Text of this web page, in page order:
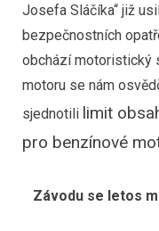
Josefa Sláčíka“ již
bezpečnostních
obchází motoristický
motoru se nám
sjednotili limit
pro benzínové
Závodu se letos